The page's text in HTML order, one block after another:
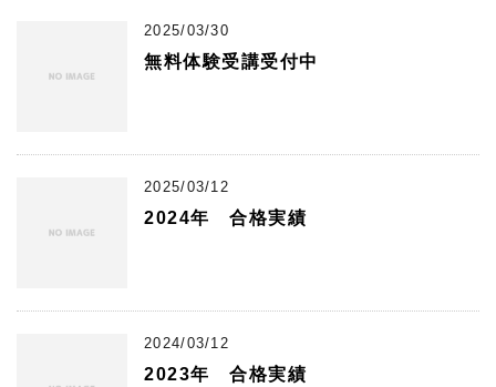
2025/03/30
無料体験受講受付中
2025/03/12
2024年 合格実績
2024/03/12
2023年 合格実績